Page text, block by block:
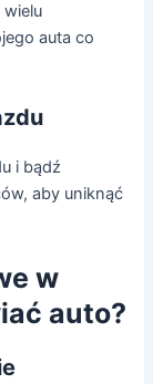
wielu
auta co
i bądź
aby uniknąć
w
auto?